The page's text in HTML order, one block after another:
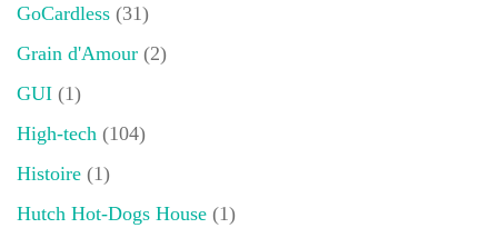
GoCardless (31)
Grain d'Amour (2)
GUI (1)
High-tech (104)
Histoire (1)
Hutch Hot-Dogs House (1)